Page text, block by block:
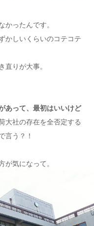
かったんです。
かしいくらいのコテコテ
直りが大事。
あって、最初はいいけど
大社の存在を全否定する
言う？！
が気になって。